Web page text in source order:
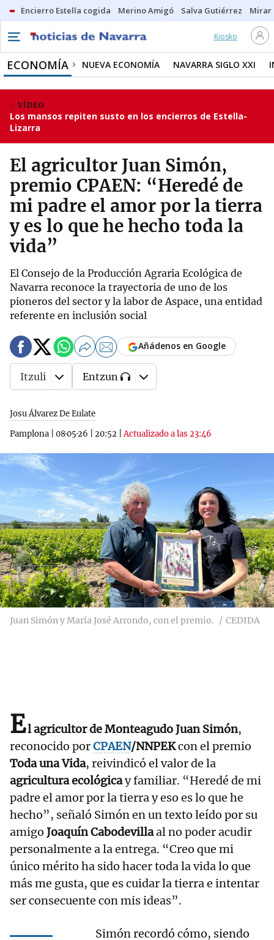
Encierro Estella cogida Merino Amigó Salva Gutiérrez Mirar
Kiosko
ECONOMÍA NUEVA ECONOMÍA NAVARRA SIGLO XXI
VÍDEO
Los mansos repiten susto en los encierros de Estella-
Lizarra
El agricultor Juan Simón,
premio CPAEN: “Heredé de
mi padre el amor por la tierra
y es lo que he hecho toda la
vida”
El Consejo de la Producción Agraria Ecológica de
Navarra reconoce la trayectoria de uno de los
pioneros del sector y la labor de Aspace, una entidad
referente en inclusión social
Josu Álvarez De Eulate
Pamplona
08·05·26 20:52 |Actualizado a las 23:46
Añádenos en Google
Itzuli Entzun
Juan Simón y María José Arrondo, con el premio. CEDIDA
El agricultor de Monteagudo Juan Simón,
reconocido porCPAEN/NNPEKcon el premio
Toda una Vida, reivindicó el valor de la
agricultura ecológicay familiar. “Heredé de mi
padre el amor por la tierra y eso es lo que he
hecho”, señaló Simón en un texto leído por su
amigo Joaquín Cabodevillaal no poder acudir
personalmente a la entrega. “Creo que mi
único mérito ha sido hacer toda la vida lo que
más me gusta, que es cuidar la tierra e intentar
ser consecuente con mis ideas”.
Simón recordó cómo, siendo